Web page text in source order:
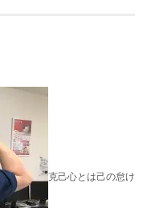
克己心とは己の怠け